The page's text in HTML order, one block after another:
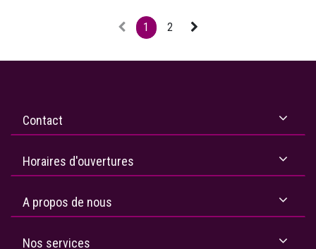
1 2
Contact
Horaires d'ouvertures
A propos de nous
Nos services